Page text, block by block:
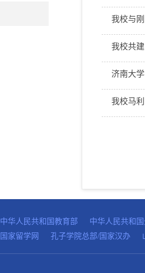
我校与
我校共
济南大
中华人民共和国教育部
中华人民共和
国家留学网
孔子学院总部/国家汉办